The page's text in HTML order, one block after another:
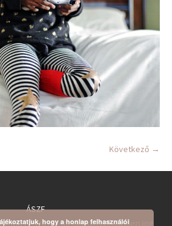
Következő →
ÁSZF
| Pszicho-mediator.hu | Minden jog
hogy a honlap felhasználói